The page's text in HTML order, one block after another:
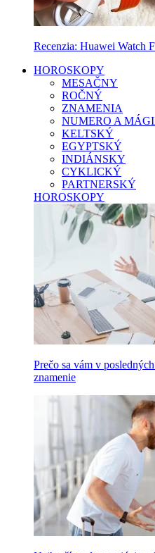
Recenzia: Huawei Watch
HOROSKOPY
MESAČNY
ROČNÝ
ZNAMENIA
NUMERO A
KELTSKÝ
EGYPTSKÝ
INDIÁNSKY
CYKLICKÝ
PARTNERSKÝ
HOROSKOPY
Prečo sa vám v
znamenie